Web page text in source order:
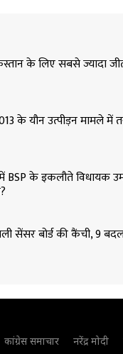
के लिए सबसे ज्यादा
के यौन उत्पीड़न मामले
BSP के इकलौते विधायक
सेंसर बोर्ड की कैंची, 9
कांग्रेस समाचार नरेंद्र मोदी